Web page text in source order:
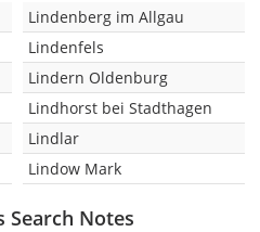
Lindenberg im Allgau
Lindenfels
Lindern Oldenburg
Lindhorst bei Stadthagen
Lindlar
Lindow Mark
Search Notes